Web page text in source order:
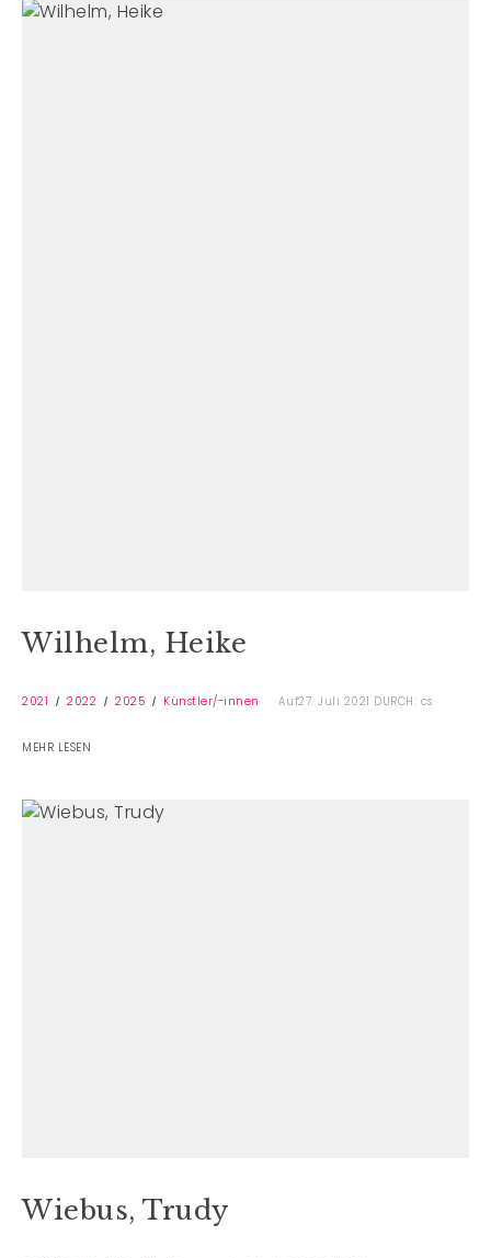
Wilhelm, Heike
2021 2022 2025 Künstler/-innen Auf27. Juli 2021 DURCH: cs
MEHR LESEN
Wiebus, Trudy